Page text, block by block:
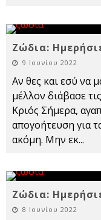
Ζώδια:
9 Ιουνίου 2022
Αν θες και εσύ να
μέλλον διάβασε
Κριός Σήμερα,
απογοήτευση για
ακόμη. Μην εκ...
Ζώδια:
8 Ιουνίου 2022